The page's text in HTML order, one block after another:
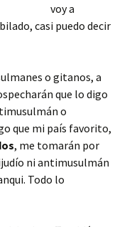
voy a
casi puedo decir
o gitanos, a
que lo digo
o
que mi país favorito,
, me tomarán por
ni antimusulmán
Todo lo